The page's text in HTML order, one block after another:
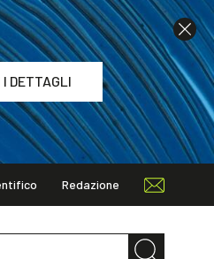
I DETTAGLI
Redazione